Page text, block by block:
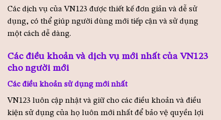
Các dịch vụ của VN123 được thiết kế đơn giản và dễ sử
dụng, có thể giúp người dùng mới tiếp cận và sử dụng
một cách dễ dàng.
Các điều khoản và dịch vụ mới nhất của VN123
cho người mới
Các điều khoản sử dụng mới nhất
VN123 luôn cập nhật và giữ cho các điều khoản và điều
kiện sử dụng của họ luôn mới nhất để bảo vệ quyền lợi